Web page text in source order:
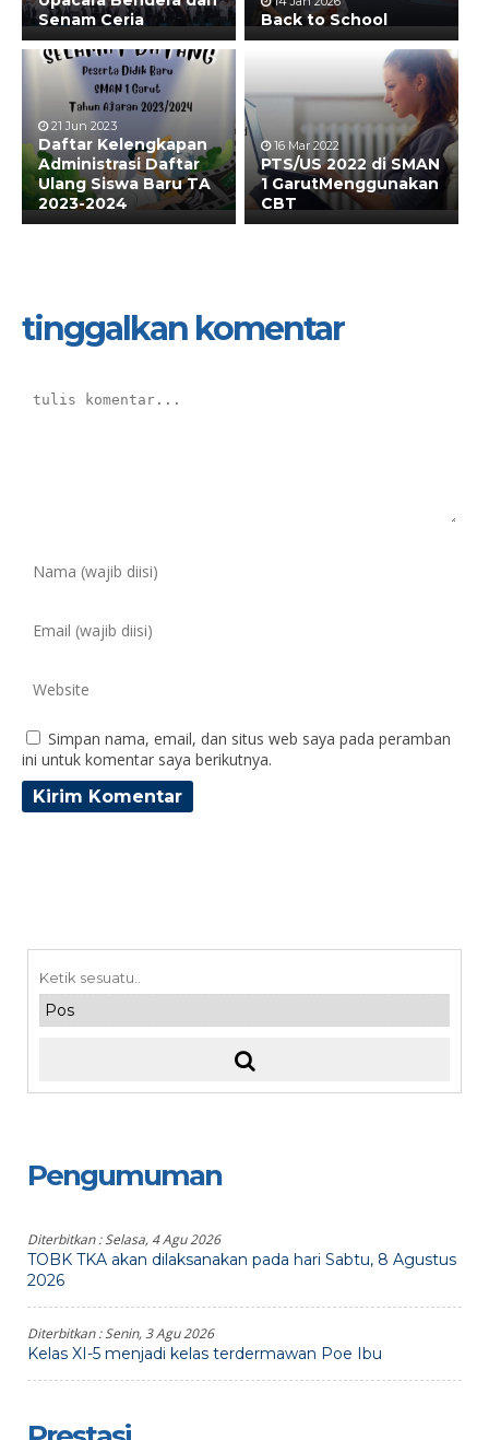
Senam Ceria
Back to School
21 Jun 2023
Daftar Kelengkapan
Administrasi Daftar
Ulang Siswa Baru TA
2023-2024
16 Mar 2022
PTS/US 2022 di SMAN
1 GarutMenggunakan
CBT
tinggalkan komentar
Simpan nama, email, dan situs web saya pada peramban
ini untuk komentar saya berikutnya.
Pengumuman
Diterbitkan :Selasa, 4 Agu 2026
TOBK TKA akan dilaksanakan pada hari Sabtu, 8 Agustus
2026
Diterbitkan :Senin, 3 Agu 2026
Kelas XI-5 menjadi kelas terdermawan Poe Ibu